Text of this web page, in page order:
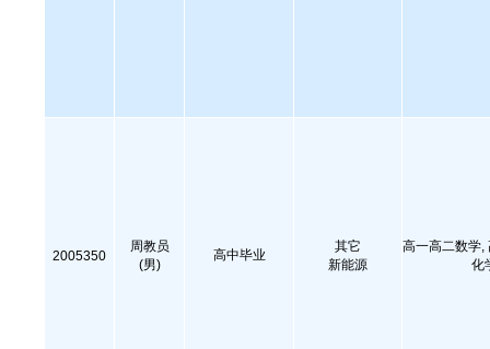
2005350
周教员
(男)
高中毕业
其它
新能源
高一高二数学,
化